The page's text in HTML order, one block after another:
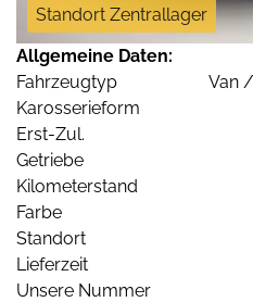
Standort Zentrallager
Allgemeine Daten:
Fahrzeugtyp
Van
Karosserieform
Erst-Zul.
Getriebe
Kilometerstand
Farbe
Standort
Lieferzeit
Unsere Nummer